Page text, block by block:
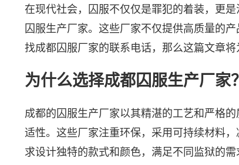
在现代社会，囚服不仅仅是罪犯的着装，更
囚服生产厂家。这些厂家不仅提供高质量的
找成都囚服厂家的联系电话，那么这篇文章
为什么选择成都囚服生产厂家？
成都的囚服生产厂家以其精湛的工艺和严格
适性。这些厂家注重环保，采用可持续材料
求设计独特的款式和颜色，满足不同监狱的需